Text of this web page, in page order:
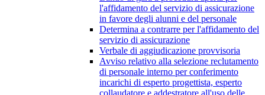
l'affidamento del servizio di assicurazione
in favore degli alunni e del personale
Determina a contrarre per l'affidamento del
servizio di assicurazione
Verbale di aggiudicazione provvisoria
Avviso relativo alla selezione reclutamento
di personale interno per conferimento
incarichi di esperto progettista, esperto